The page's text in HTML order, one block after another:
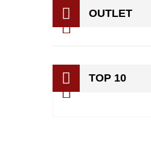
OUTLET
TOP 10